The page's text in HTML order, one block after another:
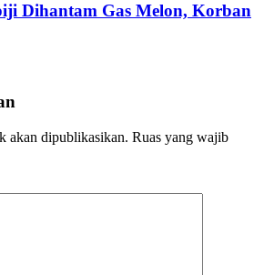
Dihantam Gas Melon, Korban
akan dipublikasikan. Ruas yang wajib